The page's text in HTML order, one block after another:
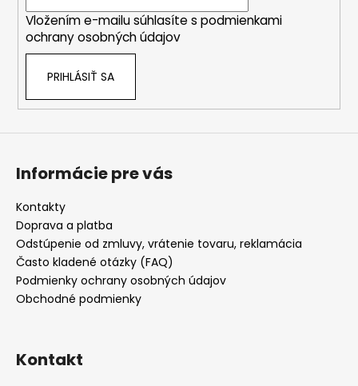
Vložením e-mailu súhlasíte s podmienkami
ochrany osobných údajov
PRIHLÁSIŤ SA
Informácie pre vás
Kontakty
Doprava a platba
Odstúpenie od zmluvy, vrátenie tovaru, reklamácia
Často kladené otázky (FAQ)
Podmienky ochrany osobných údajov
Obchodné podmienky
Kontakt